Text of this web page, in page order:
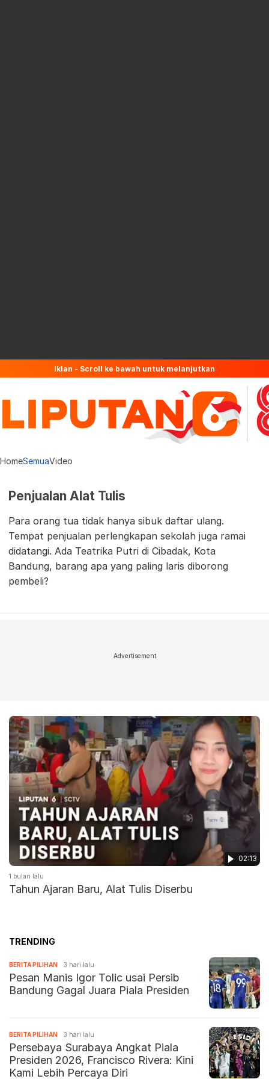
Iklan - Scroll ke bawah untuk melanjutkan
HomeSemuaVideo
Penjualan Alat Tulis
Para orang tua tidak hanya sibuk daftar ulang.
Tempat penjualan perlengkapan sekolah juga ramai
didatangi. Ada Teatrika Putri di Cibadak, Kota
Bandung, barang apa yang paling laris diborong
pembeli?
Advertisement
02:13
1 bulan lalu
Tahun Ajaran Baru, Alat Tulis Diserbu
TRENDING
BERITA PILIHAN 3 hari lalu
Pesan Manis Igor Tolic usai Persib
Bandung Gagal Juara Piala Presiden
BERITA PILIHAN 3 hari lalu
Persebaya Surabaya Angkat Piala
Presiden 2026, Francisco Rivera: Kini
Kami Lebih Percaya Diri